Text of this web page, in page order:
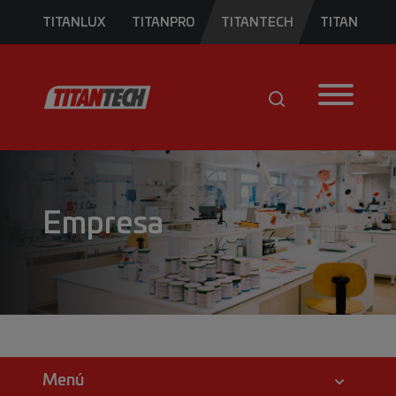
TITANLUX TITANPRO TITANTECH TITAN
Empresa
Menú